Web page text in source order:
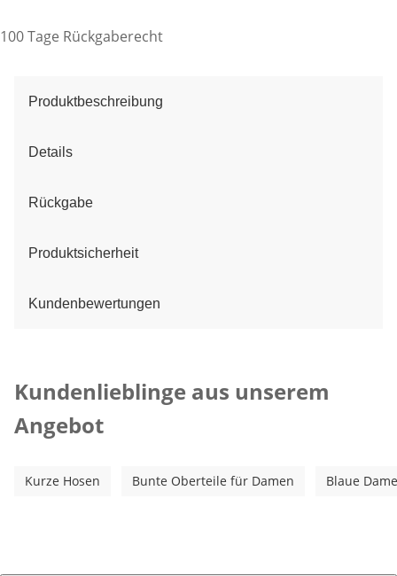
100 Tage Rückgaberecht
Produktbeschreibung
Details
Rückgabe
Produktsicherheit
Kundenbewertungen
Kundenlieblinge aus unserem
Angebot
Kurze Hosen Bunte Oberteile für Damen Blaue